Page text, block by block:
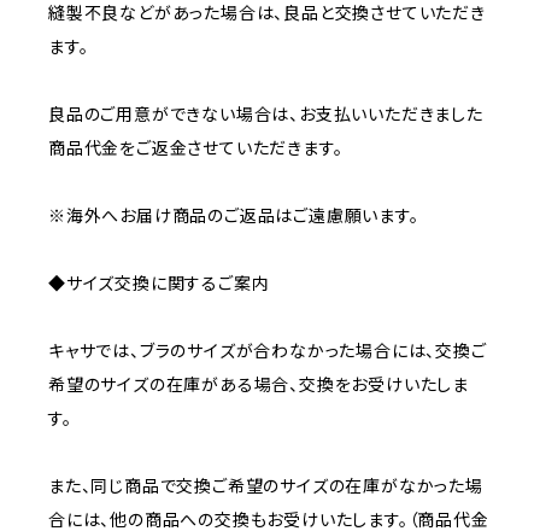
縫製不良などがあった場合は、良品と交換させていただき
ます。
良品のご用意ができない場合は、お支払いいただきました
商品代金をご返金させていただきます。
※海外へお届け商品のご返品はご遠慮願います。
◆サイズ交換に関するご案内
キャサでは、ブラのサイズが合わなかった場合には、交換ご
希望のサイズの在庫がある場合、交換をお受けいたしま
す。
また、同じ商品で交換ご希望のサイズの在庫がなかった場
合には、他の商品への交換もお受けいたします。（商品代金